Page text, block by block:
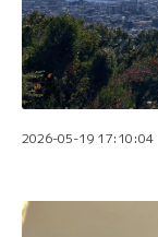
2026-05-19 17:10:04